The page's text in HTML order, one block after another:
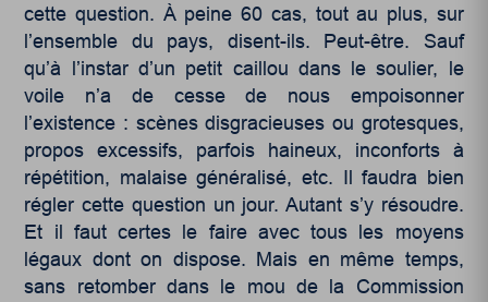
cette question. À peine 60 cas, tout au plus, sur
l’ensemble du pays, disent-ils. Peut-être. Sauf
qu’à l’instar d’un petit caillou dans le soulier, le
voile n’a de cesse de nous empoisonner
l’existence : scènes disgracieuses ou grotesques,
propos excessifs, parfois haineux, inconforts à
répétition, malaise généralisé, etc. Il faudra bien
régler cette question un jour. Autant s’y résoudre.
Et il faut certes le faire avec tous les moyens
légaux dont on dispose. Mais en même temps,
sans retomber dans le mou de la Commission